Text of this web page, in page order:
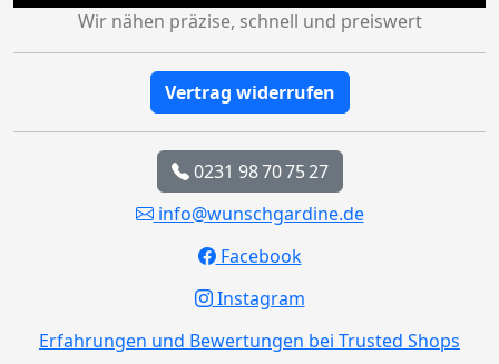
Wir nähen präzise, schnell und preiswert
Vertrag widerrufen
0231 98 70 75 27
info@wunschgardine.de
Facebook
Instagram
Erfahrungen und Bewertungen bei Trusted Shops